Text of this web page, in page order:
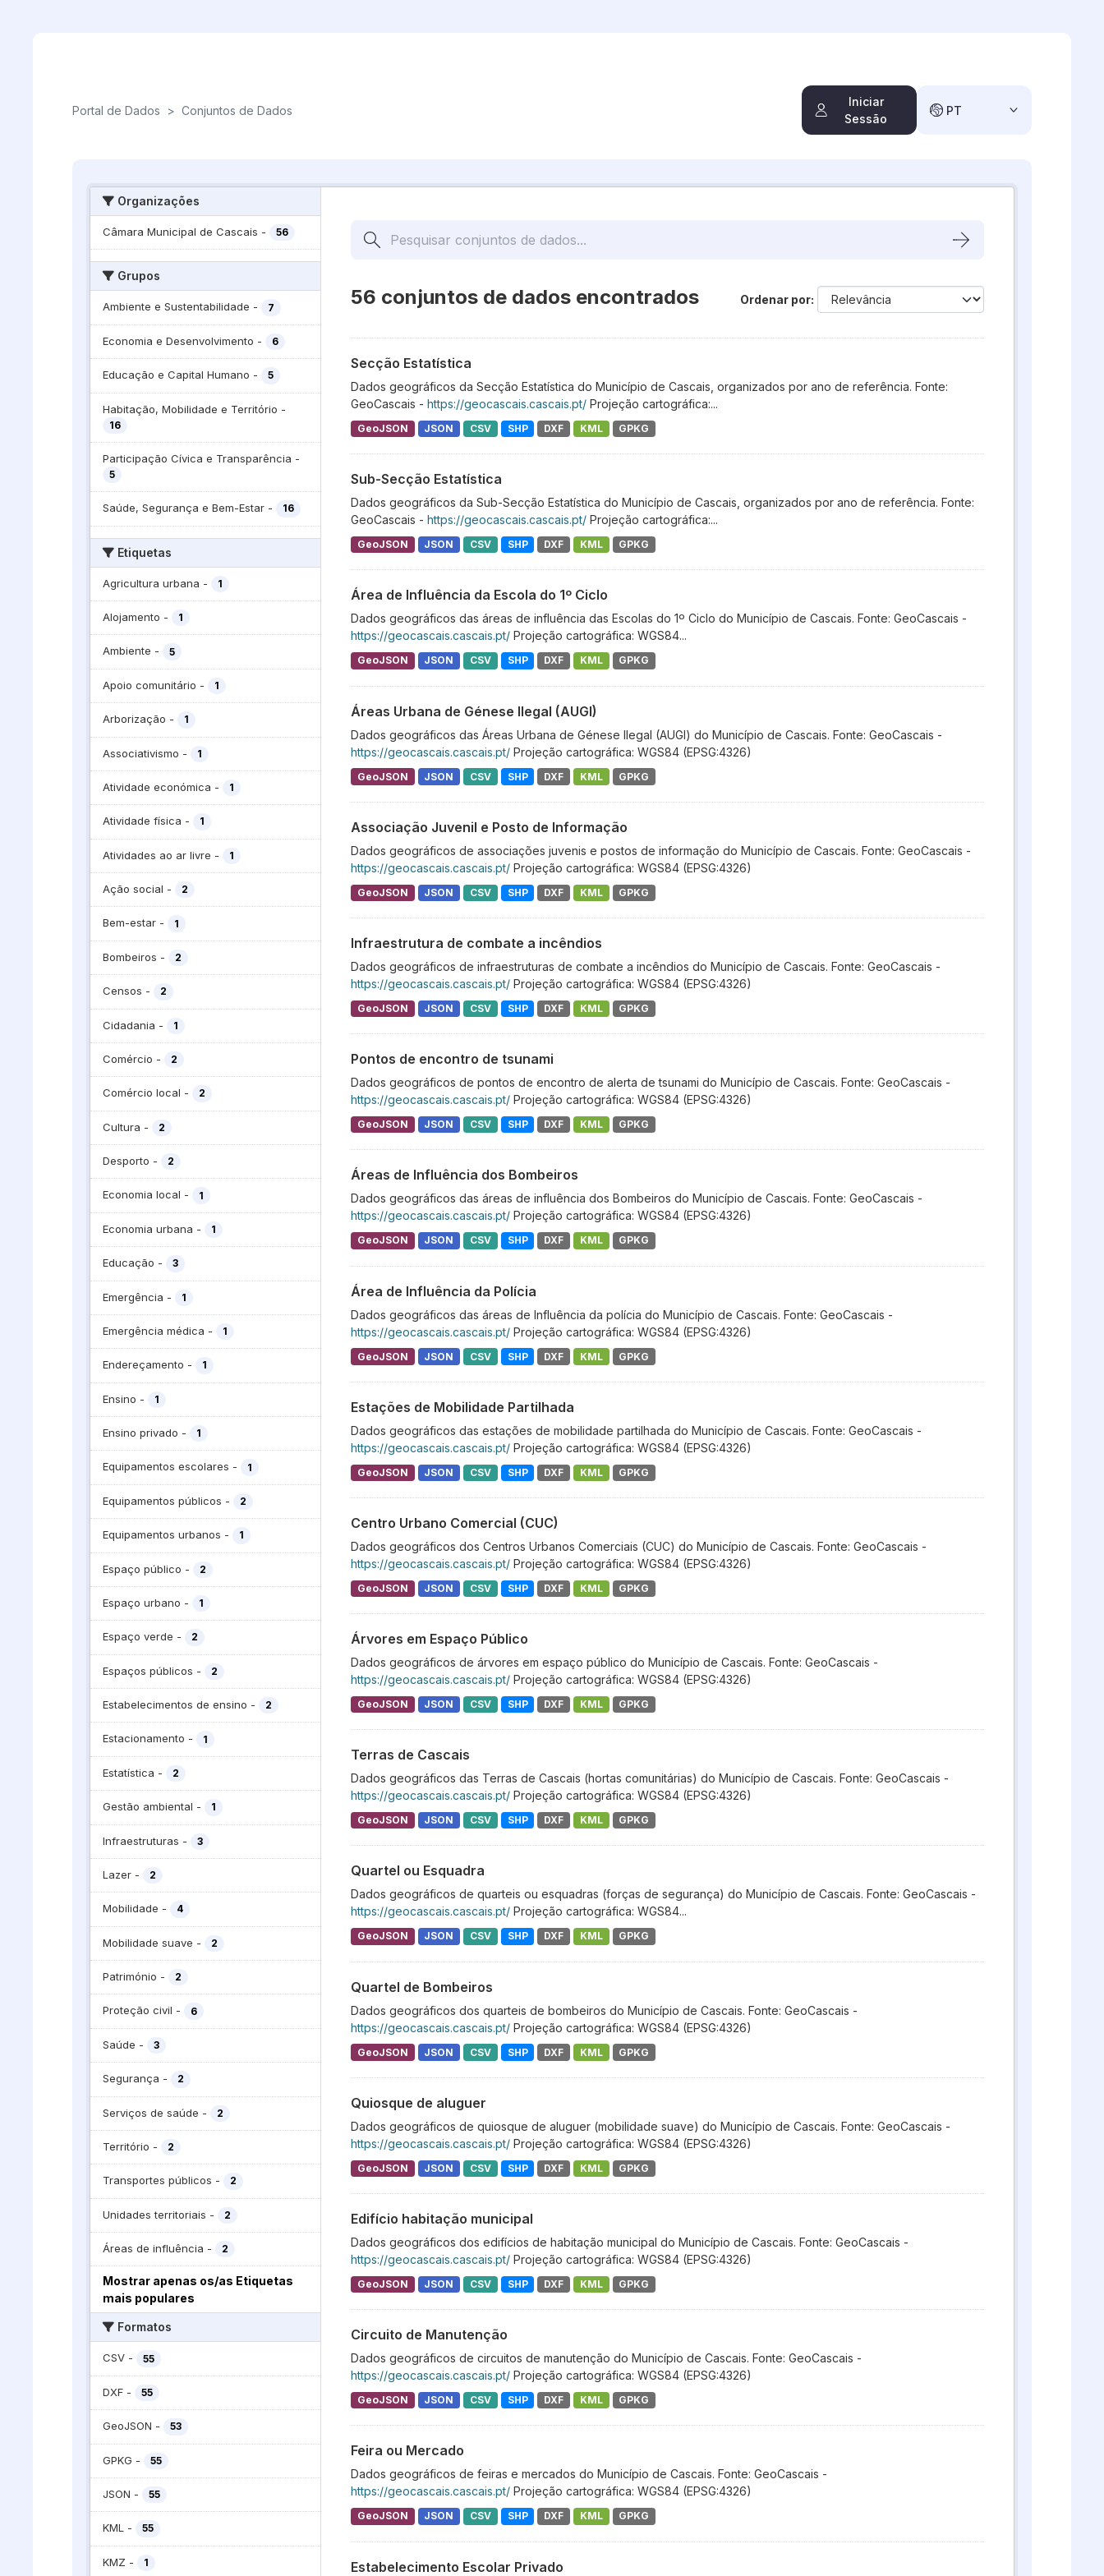
Portal de Dados > Conjuntos de Dados
Iniciar
Sessão
PT
Organizações
Câmara Municipal de Cascais - 56
Grupos
Ambiente e Sustentabilidade - 7
Economia e Desenvolvimento - 6
Educação e Capital Humano - 5
Habitação, Mobilidade e Território -
16
Participação Cívica e Transparência -
5
Saúde, Segurança e Bem-Estar - 16
Etiquetas
Agricultura urbana - 1
Alojamento - 1
Ambiente - 5
Apoio comunitário - 1
Arborização - 1
Associativismo - 1
Atividade económica - 1
Atividade física - 1
Atividades ao ar livre - 1
Ação social - 2
Bem-estar - 1
Bombeiros - 2
Censos - 2
Cidadania - 1
Comércio - 2
Comércio local - 2
Cultura - 2
Desporto - 2
Economia local - 1
Economia urbana - 1
Educação - 3
Emergência - 1
Emergência médica - 1
Endereçamento - 1
Ensino - 1
Ensino privado - 1
Equipamentos escolares - 1
Equipamentos públicos - 2
Equipamentos urbanos - 1
Espaço público - 2
Espaço urbano - 1
Espaço verde - 2
Espaços públicos - 2
Estabelecimentos de ensino - 2
Estacionamento - 1
Estatística - 2
Gestão ambiental - 1
Infraestruturas - 3
Lazer - 2
Mobilidade - 4
Mobilidade suave - 2
Património - 2
Proteção civil - 6
Saúde - 3
Segurança - 2
Serviços de saúde - 2
Território - 2
Transportes públicos - 2
Unidades territoriais - 2
Áreas de influência - 2
Mostrar apenas os/as Etiquetas
mais populares
Formatos
CSV - 55
DXF - 55
GeoJSON - 53
GPKG - 55
JSON - 55
KML - 55
KMZ - 1
Ordenar por
56 conjuntos de dados encontrados
Secção Estatística
Dados geográficos da Secção Estatística do Município de Cascais, organizados por ano de referência. Fonte:
GeoCascais - https://geocascais.cascais.pt/ Projeção cartográfica:...
GeoJSON JSON CSV SHP DXF KML GPKG
Sub-Secção Estatística
Dados geográficos da Sub-Secção Estatística do Município de Cascais, organizados por ano de referência. Fonte:
GeoCascais - https://geocascais.cascais.pt/ Projeção cartográfica:...
GeoJSON JSON CSV SHP DXF KML GPKG
Área de Influência da Escola do 1º Ciclo
Dados geográficos das áreas de influência das Escolas do 1º Ciclo do Município de Cascais. Fonte: GeoCascais -
https://geocascais.cascais.pt/ Projeção cartográfica: WGS84...
GeoJSON JSON CSV SHP DXF KML GPKG
Áreas Urbana de Génese Ilegal (AUGI)
Dados geográficos das Áreas Urbana de Génese Ilegal (AUGI) do Município de Cascais. Fonte: GeoCascais -
https://geocascais.cascais.pt/ Projeção cartográfica: WGS84 (EPSG:4326)
GeoJSON JSON CSV SHP DXF KML GPKG
Associação Juvenil e Posto de Informação
Dados geográficos de associações juvenis e postos de informação do Município de Cascais. Fonte: GeoCascais -
https://geocascais.cascais.pt/ Projeção cartográfica: WGS84 (EPSG:4326)
GeoJSON JSON CSV SHP DXF KML GPKG
Infraestrutura de combate a incêndios
Dados geográficos de infraestruturas de combate a incêndios do Município de Cascais. Fonte: GeoCascais -
https://geocascais.cascais.pt/ Projeção cartográfica: WGS84 (EPSG:4326)
GeoJSON JSON CSV SHP DXF KML GPKG
Pontos de encontro de tsunami
Dados geográficos de pontos de encontro de alerta de tsunami do Município de Cascais. Fonte: GeoCascais -
https://geocascais.cascais.pt/ Projeção cartográfica: WGS84 (EPSG:4326)
GeoJSON JSON CSV SHP DXF KML GPKG
Áreas de Influência dos Bombeiros
Dados geográficos das áreas de influência dos Bombeiros do Município de Cascais. Fonte: GeoCascais -
https://geocascais.cascais.pt/ Projeção cartográfica: WGS84 (EPSG:4326)
GeoJSON JSON CSV SHP DXF KML GPKG
Área de Influência da Polícia
Dados geográficos das áreas de Influência da polícia do Município de Cascais. Fonte: GeoCascais -
https://geocascais.cascais.pt/ Projeção cartográfica: WGS84 (EPSG:4326)
GeoJSON JSON CSV SHP DXF KML GPKG
Estações de Mobilidade Partilhada
Dados geográficos das estações de mobilidade partilhada do Município de Cascais. Fonte: GeoCascais -
https://geocascais.cascais.pt/ Projeção cartográfica: WGS84 (EPSG:4326)
GeoJSON JSON CSV SHP DXF KML GPKG
Centro Urbano Comercial (CUC)
Dados geográficos dos Centros Urbanos Comerciais (CUC) do Município de Cascais. Fonte: GeoCascais -
https://geocascais.cascais.pt/ Projeção cartográfica: WGS84 (EPSG:4326)
GeoJSON JSON CSV SHP DXF KML GPKG
Árvores em Espaço Público
Dados geográficos de árvores em espaço público do Município de Cascais. Fonte: GeoCascais -
https://geocascais.cascais.pt/ Projeção cartográfica: WGS84 (EPSG:4326)
GeoJSON JSON CSV SHP DXF KML GPKG
Terras de Cascais
Dados geográficos das Terras de Cascais (hortas comunitárias) do Município de Cascais. Fonte: GeoCascais -
https://geocascais.cascais.pt/ Projeção cartográfica: WGS84 (EPSG:4326)
GeoJSON JSON CSV SHP DXF KML GPKG
Quartel ou Esquadra
Dados geográficos de quarteis ou esquadras (forças de segurança) do Município de Cascais. Fonte: GeoCascais -
https://geocascais.cascais.pt/ Projeção cartográfica: WGS84...
GeoJSON JSON CSV SHP DXF KML GPKG
Quartel de Bombeiros
Dados geográficos dos quarteis de bombeiros do Município de Cascais. Fonte: GeoCascais -
https://geocascais.cascais.pt/ Projeção cartográfica: WGS84 (EPSG:4326)
GeoJSON JSON CSV SHP DXF KML GPKG
Quiosque de aluguer
Dados geográficos de quiosque de aluguer (mobilidade suave) do Município de Cascais. Fonte: GeoCascais -
https://geocascais.cascais.pt/ Projeção cartográfica: WGS84 (EPSG:4326)
GeoJSON JSON CSV SHP DXF KML GPKG
Edifício habitação municipal
Dados geográficos dos edifícios de habitação municipal do Município de Cascais. Fonte: GeoCascais -
https://geocascais.cascais.pt/ Projeção cartográfica: WGS84 (EPSG:4326)
GeoJSON JSON CSV SHP DXF KML GPKG
Circuito de Manutenção
Dados geográficos de circuitos de manutenção do Município de Cascais. Fonte: GeoCascais -
https://geocascais.cascais.pt/ Projeção cartográfica: WGS84 (EPSG:4326)
GeoJSON JSON CSV SHP DXF KML GPKG
Feira ou Mercado
Dados geográficos de feiras e mercados do Município de Cascais. Fonte: GeoCascais -
https://geocascais.cascais.pt/ Projeção cartográfica: WGS84 (EPSG:4326)
GeoJSON JSON CSV SHP DXF KML GPKG
Estabelecimento Escolar Privado